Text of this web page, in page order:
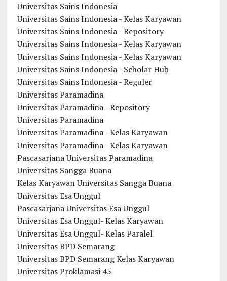
Universitas Sains Indonesia
Universitas Sains Indonesia - Kelas Karyawan
Universitas Sains Indonesia - Repository
Universitas Sains Indonesia - Kelas Karyawan
Universitas Sains Indonesia - Kelas Karyawan
Universitas Sains Indonesia - Scholar Hub
Universitas Sains Indonesia - Reguler
Universitas Paramadina
Universitas Paramadina - Repository
Universitas Paramadina
Universitas Paramadina - Kelas Karyawan
Universitas Paramadina - Kelas Karyawan
Pascasarjana Universitas Paramadina
Universitas Sangga Buana
Kelas Karyawan Universitas Sangga Buana
Universitas Esa Unggul
Pascasarjana Universitas Esa Unggul
Universitas Esa Unggul- Kelas Karyawan
Universitas Esa Unggul- Kelas Paralel
Universitas BPD Semarang
Universitas BPD Semarang Kelas Karyawan
Universitas Proklamasi 45